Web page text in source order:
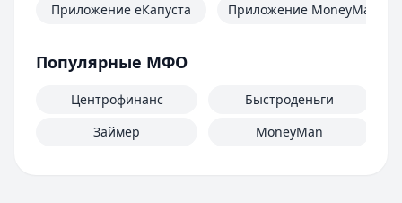
Приложение еКапуста
Приложение MoneyMan
Популярные МФО
Центрофинанс
Займер
Быстроденьги
MoneyMan